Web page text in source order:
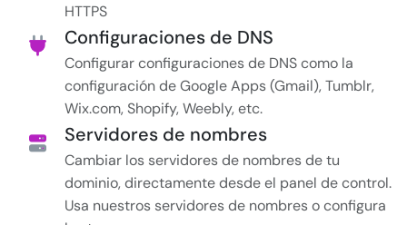
HTTPS
Configuraciones de DNS
Configurar configuraciones de DNS como la
configuración de Google Apps (Gmail), Tumblr,
Wix.com, Shopify, Weebly, etc.
Servidores de nombres
Cambiar los servidores de nombres de tu
dominio, directamente desde el panel de control.
Usa nuestros servidores de nombres o configura